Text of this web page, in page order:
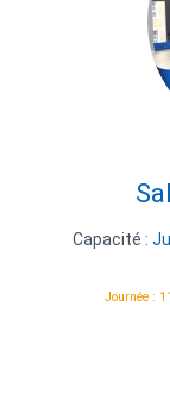
Capacité :
Journée :